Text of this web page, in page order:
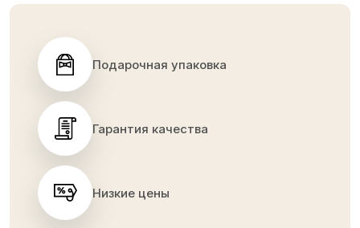
Подарочная упаковка
Гарантия качества
Низкие цены